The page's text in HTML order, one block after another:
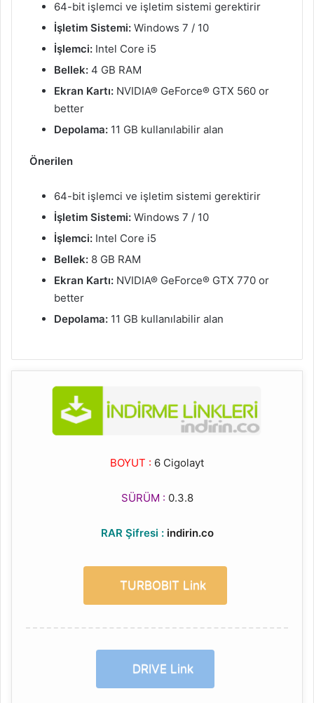
64-bit işlemci ve işletim sistemi gerektirir
İşletim Sistemi: Windows 7 / 10
İşlemci: Intel Core i5
Bellek: 4 GB RAM
Ekran Kartı: NVIDIA® GeForce® GTX 560 or
better
Depolama: 11 GB kullanılabilir alan
Önerilen
64-bit işlemci ve işletim sistemi gerektirir
İşletim Sistemi: Windows 7 / 10
İşlemci: Intel Core i5
Bellek: 8 GB RAM
Ekran Kartı: NVIDIA® GeForce® GTX 770 or
better
Depolama: 11 GB kullanılabilir alan
BOYUT : 6 Cigolayt
SÜRÜM : 0.3.8
RAR Şifresi :indirin.co
TURBOBIT Link
DRIVE Link